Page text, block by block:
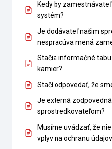
Kedy by
systém?
Je dodávateľ našim
nespracúva mená
Stačia informačné
kamier?
Stačí odpovedať, že
Je externá
sprostredkovateľom?
Musíme uvádzať, že
vplyv na ochranu